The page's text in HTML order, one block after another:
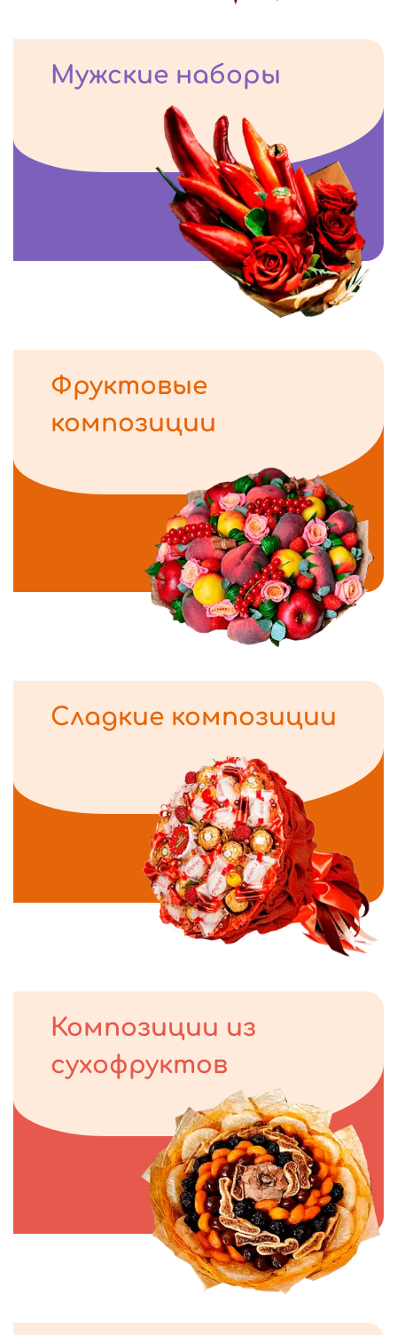
Мужские наборы
Фруктовые
композиции
Сладкие композиции
Композиции из
сухофруктов